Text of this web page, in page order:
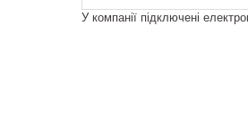
У компанії підключені